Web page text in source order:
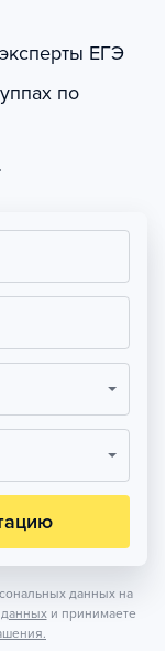
ЕГЭ
по
данных на
и принимаете